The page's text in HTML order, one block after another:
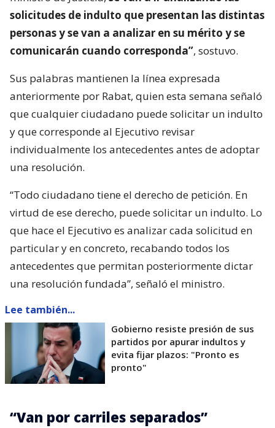
solicitudes de indulto que presentan las distintas
personas y se van a analizar en su mérito y se
comunicarán cuando corresponda”, sostuvo.
Sus palabras mantienen la línea expresada
anteriormente por Rabat, quien esta semana señaló
que cualquier ciudadano puede solicitar un indulto
y que corresponde al Ejecutivo revisar
individualmente los antecedentes antes de adoptar
una resolución.
“Todo ciudadano tiene el derecho de petición. En
virtud de ese derecho, puede solicitar un indulto. Lo
que hace el Ejecutivo es analizar cada solicitud en
particular y en concreto, recabando todos los
antecedentes que permitan posteriormente dictar
una resolución fundada”, señaló el ministro.
Lee también...
Gobierno resiste presión de sus
partidos por apurar indultos y
evita fijar plazos: "Pronto es
pronto"
“Van por carriles separados”